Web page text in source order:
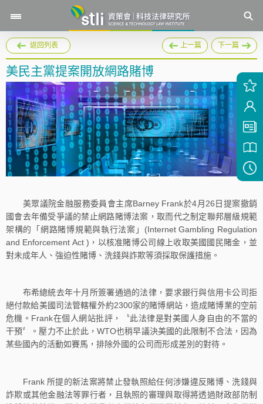
返回列表 上一篇 下一篇
美民主黨提案開放網路賭博
美眾議院金融服務委員會主席Barney Frank於4月26日提案撤銷
國會去年備受爭議的禁止網路賭博法案，取而代之制定聯邦層級規範
架構的「網路賭博規範與執行法案」(Internet Gambling Regulation
and Enforcement Act )，以核准賭博公司線上收取美國國民賭金，並
對未成年人、強迫性賭博、洗錢與詐欺等須採取保護措施。
布希總統去年十月所簽署通過的法律，要求銀行與信用卡公司拒
絕付款給美國司法管轄權外約2300家的賭博網站，造成賭博業的空前
危機。Frank在個人網站批評，〝此法律是對美國人身自由的不當的
干預〞。壓力不止於此，WTO也稍早議決美國的此限制不合法，因為
某些國內的活動如賽馬，排除外國的公司而形成差別的對待。
Frank 所提的新法案將禁止發執照給任何涉嫌違反賭博、洗錢與
詐欺或其他金融法等罪行者，且執照的審理與取得將透過財政部防制